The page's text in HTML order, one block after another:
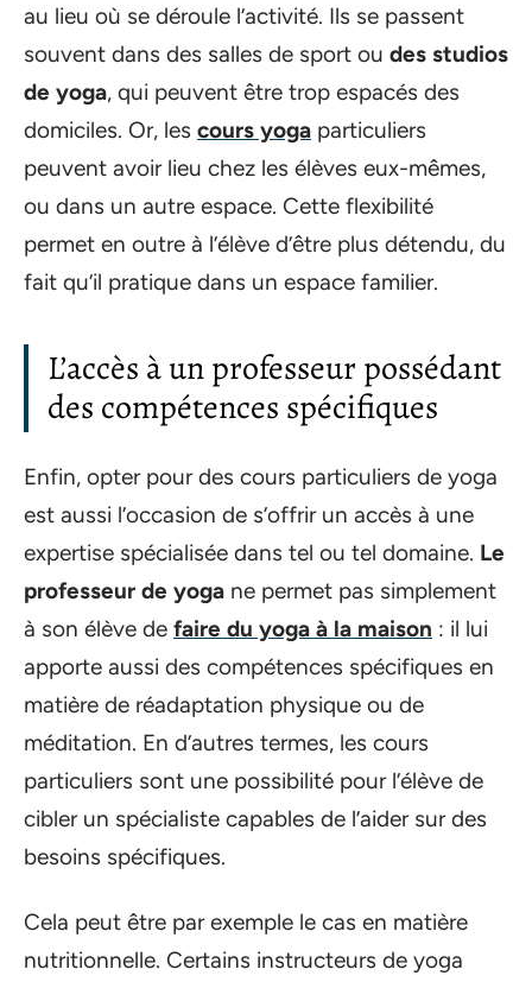
au lieu où se déroule l’activité. Ils se passent
souvent dans des salles de sport ou des studios
de yoga, qui peuvent être trop espacés des
domiciles. Or, les cours yoga particuliers
peuvent avoir lieu chez les élèves eux-mêmes,
ou dans un autre espace. Cette flexibilité
permet en outre à l’élève d’être plus détendu, du
fait qu’il pratique dans un espace familier.
L’accès à un professeur possédant
des compétences spécifiques
Enfin, opter pour des cours particuliers de yoga
est aussi l’occasion de s’offrir un accès à une
expertise spécialisée dans tel ou tel domaine. Le
professeur de yoga ne permet pas simplement
à son élève de faire du yoga à la maison : il lui
apporte aussi des compétences spécifiques en
matière de réadaptation physique ou de
méditation. En d’autres termes, les cours
particuliers sont une possibilité pour l’élève de
cibler un spécialiste capables de l’aider sur des
besoins spécifiques.
Cela peut être par exemple le cas en matière
nutritionnelle. Certains instructeurs de yoga